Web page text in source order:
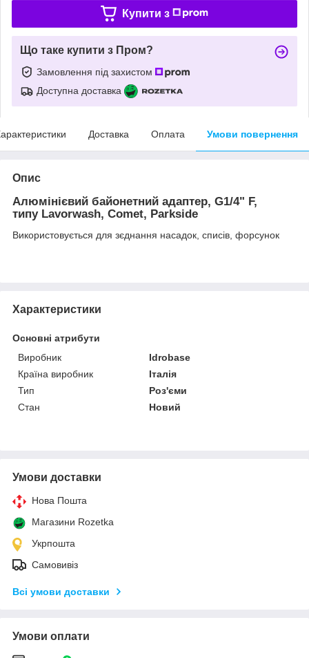
Купити з
Що таке купити з Пром?
Замовлення під захистом
Доступна доставка
Доставка Оплата Умови повернення
Опис
Алюмінієвий байонетний адаптер, G1/4" F,
типу Lavorwash, Comet, Parkside
Використовується для зєднання насадок, списів, форсунок
Характеристики
Основні атрибути
Виробник
Idrobase
Країна виробник
Італія
Тип
Роз'єми
Стан
Новий
Умови доставки
Нова Пошта
Магазини Rozetka
Укрпошта
Самовивіз
Всі умови доставки
Умови оплати